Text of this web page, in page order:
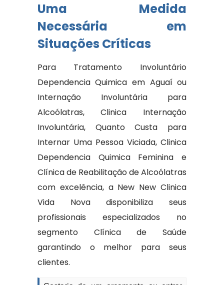
Uma Medida
Necessária em
Situações Críticas
Para Tratamento Involuntário
Dependencia Quimica em Aguaí ou
Internação Involuntária para
Alcoólatras, Clinica Internação
Involuntária, Quanto Custa para
Internar Uma Pessoa Viciada, Clinica
Dependencia Quimica Feminina e
Clínica de Reabilitação de Alcoólatras
com excelência, a New New Clinica
Vida Nova disponibiliza seus
profissionais especializados no
segmento Clínica de Saúde
garantindo o melhor para seus
clientes.